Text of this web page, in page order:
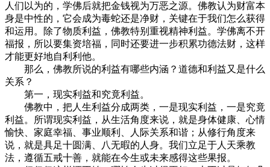
人们以为的，学佛后就把金钱视为万恶之源。佛教认为财富本
身是中性的，它会成为毒蛇还是净财，关键在于我们怎么获得
和运用。除了物质利益，佛教特别重视精神利益。学佛离不开
福报，所以要集资培福，同时还要进一步积累功德法财，这样
才能更好地自利利他。
那么，佛教所说的利益有哪些内涵？道德和利益又是什么
关系？
第一，现实利益和究竟利益。
佛教中，把人生利益分成两类，一是现实利益，一是究竟
利益。所谓现实利益，从生活角度来说，就是身体健康、心情
愉快、家庭幸福、事业顺利、人际关系和谐；从修行角度来
说，就是具足十圆满、八无暇的人身。我们立足于人天乘教
法，遵循五戒十善，就能在今生或未来感得这些果报。